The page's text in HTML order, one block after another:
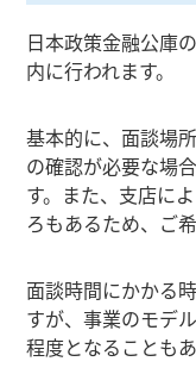
日本政策金融公庫
内に行われます。
基本的に、面談場
の確認が必要な場
す。また、支店に
ろもあるため、ご
面談時間にかかる
すが、事業のモデ
程度となることもあ